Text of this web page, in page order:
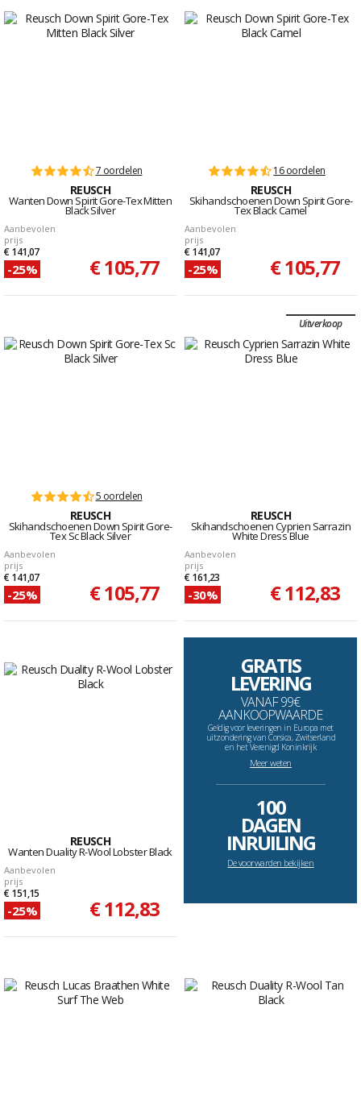
7 oordelen
REUSCH
Wanten Down Spirit Gore-Tex Mitten
Black Silver
Aanbevolen
prijs
€ 141,07
-25% € 105,77
16 oordelen
REUSCH
Skihandschoenen Down Spirit Gore-
Tex Black Camel
Aanbevolen
prijs
€ 141,07
-25% € 105,77
5 oordelen
REUSCH
Skihandschoenen Down Spirit Gore-
Tex Sc Black Silver
Aanbevolen
prijs
€ 141,07
-25% € 105,77
Uitverkoop
REUSCH
Skihandschoenen Cyprien Sarrazin
White Dress Blue
Aanbevolen
prijs
€ 161,23
-30% € 112,83
REUSCH
Wanten Duality R-Wool Lobster Black
Aanbevolen
prijs
€ 151,15
-25% € 112,83
GRATIS
LEVERING
VANAF 99€
AANKOOPWAARDE
Geldig voor leveringen in Europa met
uitzondering van Corsica, Zwitserland
en het Verenigd Koninkrijk
Meer weten
--------------------------------------------------------------------
100
DAGEN
INRUILING
De voorwarden bekijken